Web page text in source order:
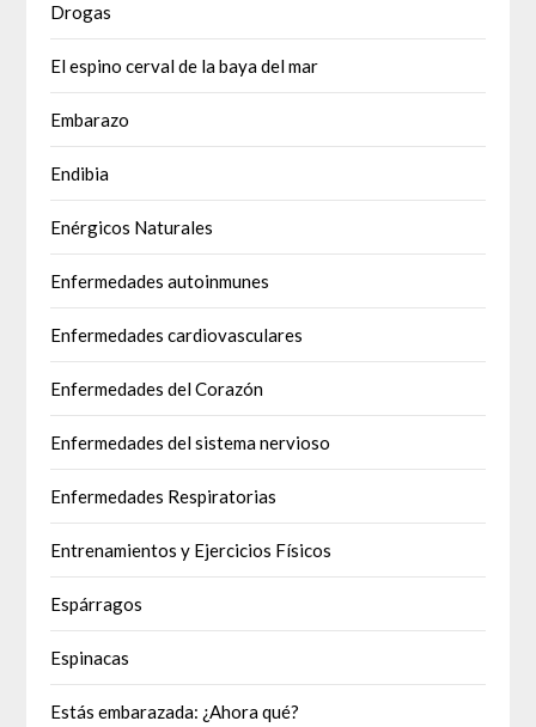
Drogas
El espino cerval de la baya del mar
Embarazo
Endibia
Enérgicos Naturales
Enfermedades autoinmunes
Enfermedades cardiovasculares
Enfermedades del Corazón
Enfermedades del sistema nervioso
Enfermedades Respiratorias
Entrenamientos y Ejercicios Físicos
Espárragos
Espinacas
Estás embarazada: ¿Ahora qué?